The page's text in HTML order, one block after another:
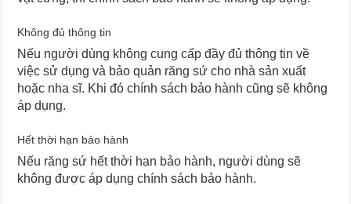
Không đủ thông tin
Nếu người dùng không cung cấp đầy đủ thông tin về
việc sử dụng và bảo quản răng sứ cho nhà sản xuất
hoặc nha sĩ. Khi đó chính sách bảo hành cũng sẽ không
áp dụng.
Hết thời hạn bảo hành
Nếu răng sứ hết thời hạn bảo hành, người dùng sẽ
không được áp dụng chính sách bảo hành.